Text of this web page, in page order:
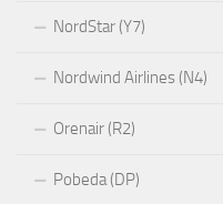
NordStar (Y7)
Nordwind Airlines (N4)
Orenair (R2)
Pobeda (DP)